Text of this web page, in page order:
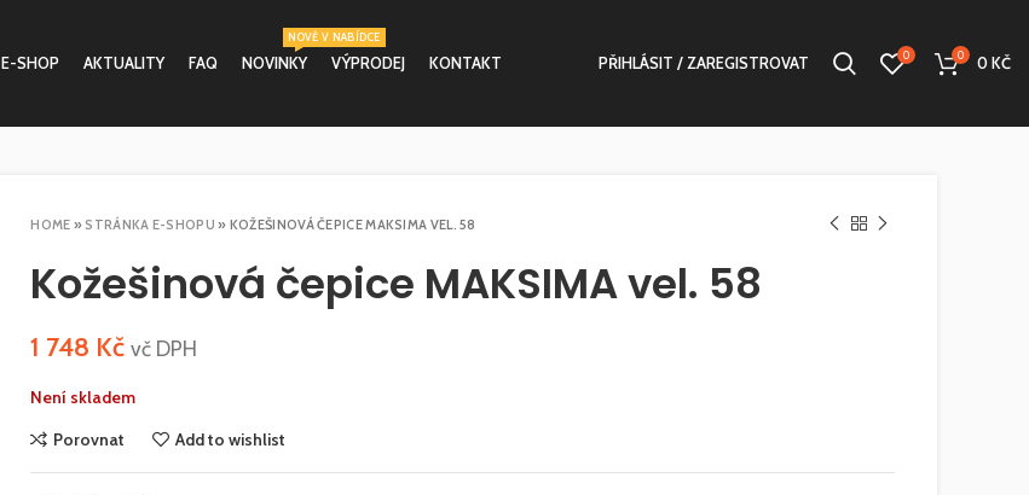
E-SHOP AKTUALITY FAQ NOVINKY
NOVĚ V NABÍDCE
VÝPRODEJ KONTAKT PŘIHLÁSIT / ZAREGISTROVAT 0 0 0 KČ
HOME » STRÁNKA E-SHOPU » KOŽEŠINOVÁ ČEPICE MAKSIMA VEL. 58
Kožešinová čepice MAKSIMA vel. 58
1 748 Kč vč DPH
Není skladem
Porovnat
Add to wishlist